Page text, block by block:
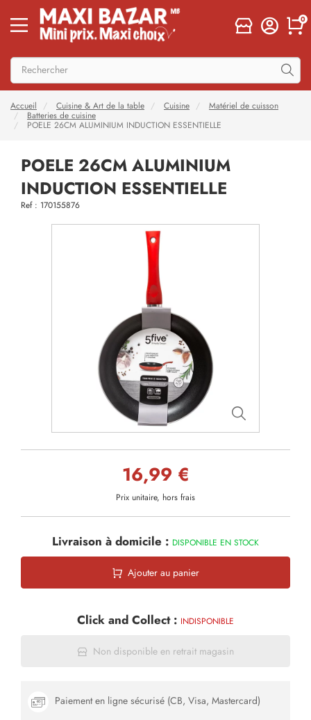
0
Accueil Cuisine & Art de la table Cuisine
Matériel de cuisson
Batteries de cuisine
POELE 26CM ALUMINIUM INDUCTION ESSENTIELLE
POELE 26CM ALUMINIUM
INDUCTION ESSENTIELLE
Ref : 170155876
16,99 €
Prix unitaire, hors frais
Livraison à domicile : DISPONIBLE EN STOCK
Ajouter au panier
Click and Collect : INDISPONIBLE
Non disponible en retrait magasin
Paiement en ligne sécurisé (CB, Visa, Mastercard)